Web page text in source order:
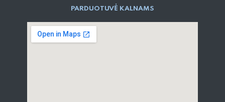
PARD​UOTUVĖ​ KALNAMS